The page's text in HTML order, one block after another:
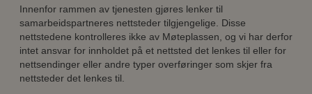
Innenfor rammen av tjenesten gjøres lenker til
samarbeidspartneres nettsteder tilgjengelige. Disse
nettstedene kontrolleres ikke av Møteplassen, og vi har derfor
intet ansvar for innholdet på et nettsted det lenkes til eller for
nettsendinger eller andre typer overføringer som skjer fra
nettsteder det lenkes til.